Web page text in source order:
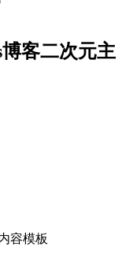
客二次元主
容模板